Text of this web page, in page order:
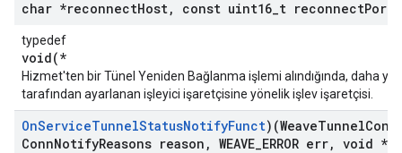
char *reconnectHost, const uint16 t reconnectPort
typedef
void(*
Hizmet'ten bir Tünel Yeniden Bağlanma işlemi alındığında, daha
tarafından ayarlanan işleyici işaretçisine yönelik işlev işaretçisi.
OnServiceTunnelStatusNotifyFunct)(WeaveTunnel
ConnNotifyReasons reason , WEAVE ERROR err, void